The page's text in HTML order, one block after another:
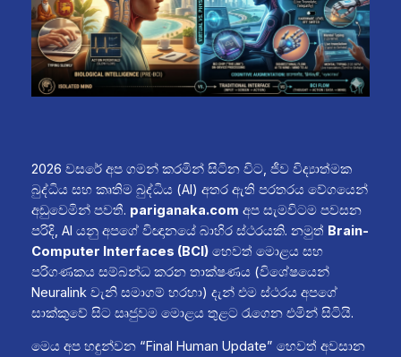
2026 වසරේ අප ගමන් කරමින් සිටින විට, ජීව විද්‍යාත්මක
බුද්ධිය සහ කෘතිම බුද්ධිය (AI) අතර ඇති පරතරය වේගයෙන්
අඩුවෙමින් පවතී. pariganaka.com අප සැමවිටම පවසන
පරිදි, AI යනු අපගේ විඥානයේ බාහිර ස්ථරයකි. නමුත් Brain-
Computer Interfaces (BCI)හෙවත් මොළය සහ
පරිගණකය සම්බන්ධ කරන තාක්ෂණය (විශේෂයෙන්
Neuralink වැනි සමාගම් හරහා) දැන් එම ස්ථරය අපගේ
සාක්කුවේ සිට සෘජුවම මොළය තුළට රැගෙන එමින් සිටියි.
මෙය අප හඳුන්වන “Final Human Update” හෙවත් අවසාන